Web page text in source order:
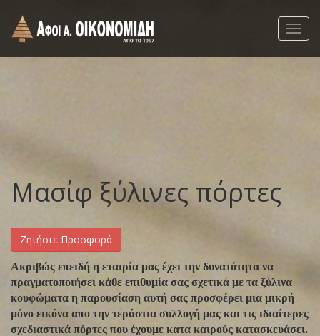
Μασίφ ξύλινες πόρτες
Ζητήστε Προσφορά
Ακριβώς επειδή η εταιρία μας έχει την δυνατότητα να
πραγματοποιήσει κάθε επιθυμία σας σχετικά με τα ξύλινα
κουφώματα η παρουσίαση αυτή σας προσφέρει μια μικρή
μόνο εικόνα απο την τεράστια συλλογή μας και τις ιδιαίτερες
σχεδιαστικά πόρτες που έχουμε κατα καιρούς κατασκευάσει.